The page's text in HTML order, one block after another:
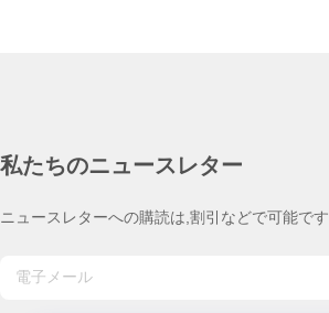
私たちのニュースレター
ニュースレターへの購読は,割引などで可能です.